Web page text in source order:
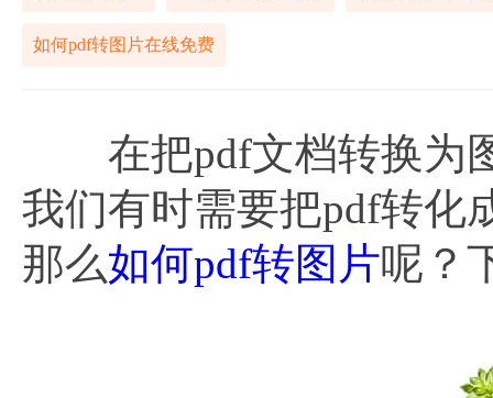
如何pdf转图片在线免费
在把pdf文档转换为图
我们有时需要把pdf转化
那么如何pdf转图片呢？